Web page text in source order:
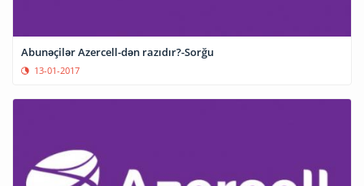
Abunəçilər Azercell-dən razıdır?-Sorğu
13-01-2017